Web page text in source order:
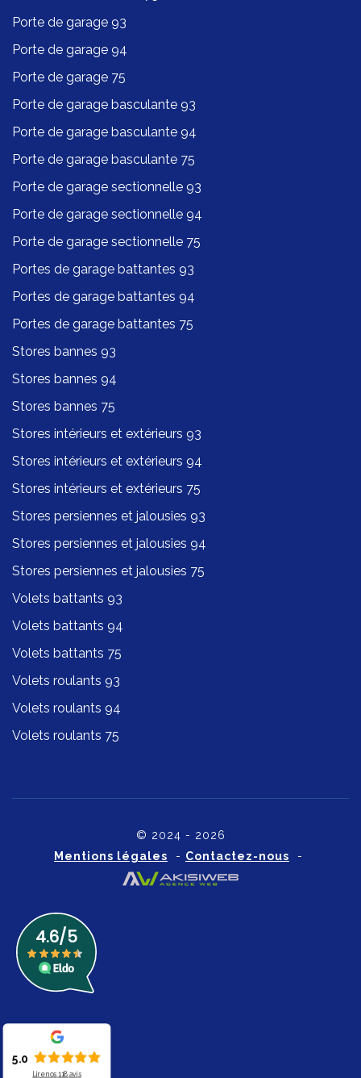
Porte de garage 93
Porte de garage 94
Porte de garage 75
Porte de garage basculante 93
Porte de garage basculante 94
Porte de garage basculante 75
Porte de garage sectionnelle 93
Porte de garage sectionnelle 94
Porte de garage sectionnelle 75
Portes de garage battantes 93
Portes de garage battantes 94
Portes de garage battantes 75
Stores bannes 93
Stores bannes 94
Stores bannes 75
Stores intérieurs et extérieurs 93
Stores intérieurs et extérieurs 94
Stores intérieurs et extérieurs 75
Stores persiennes et jalousies 93
Stores persiennes et jalousies 94
Stores persiennes et jalousies 75
Volets battants 93
Volets battants 94
Volets battants 75
Volets roulants 93
Volets roulants 94
Volets roulants 75
© 2024 - 2026
Mentions légales - Contactez-nous -
5.0
Lire nos 118 avis